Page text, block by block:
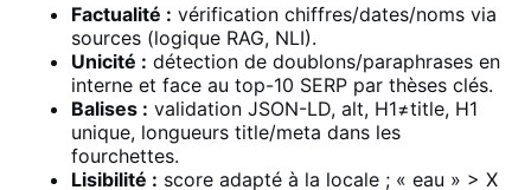
Factualité : vérification chiffres/dates/noms via
sources (logique RAG, NLI).
Unicité : détection de doublons/paraphrases en
interne et face au top-10 SERP par thèses clés.
Balises : validation JSON-LD, alt, H1≠title, H1
unique, longueurs title/meta dans les
fourchettes.
Lisibilité : score adapté à la locale ; « eau » > X